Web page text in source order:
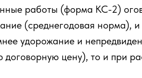
работы (форма КС-2)
(среднегодовая норма),
удорожание и
договорную цену), то и при